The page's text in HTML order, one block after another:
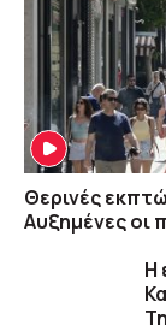
Θερινές
Αυξημένες οι
Η